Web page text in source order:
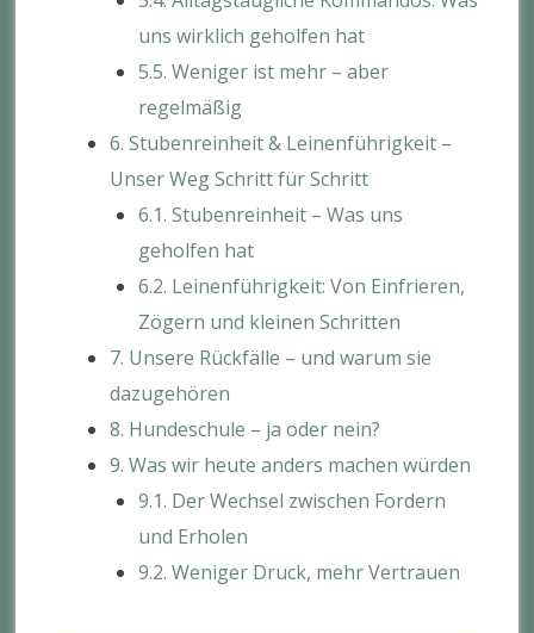
uns wirklich geholfen hat
5.5. Weniger ist mehr – aber
regelmäßig
6. Stubenreinheit & Leinenführigkeit –
Unser Weg Schritt für Schritt
6.1. Stubenreinheit – Was uns
geholfen hat
6.2. Leinenführigkeit: Von Einfrieren,
Zögern und kleinen Schritten
7. Unsere Rückfälle – und warum sie
dazugehören
8. Hundeschule – ja oder nein?
9. Was wir heute anders machen würden
9.1. Der Wechsel zwischen Fordern
und Erholen
9.2. Weniger Druck, mehr Vertrauen